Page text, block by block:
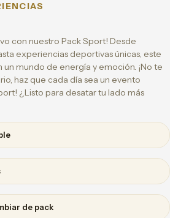
con nuestro Pack Sport! Desde
experiencias deportivas únicas, este
mundo de energía y emoción. ¡No te
haz que cada día sea un evento
¿Listo para desatar tu lado más
de pack